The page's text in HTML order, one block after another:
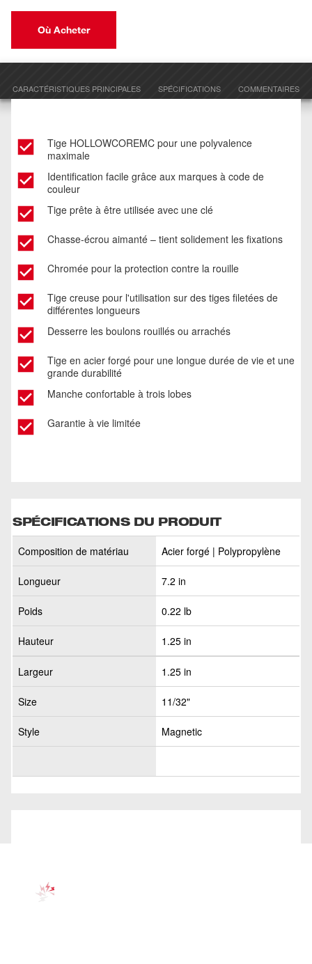
Où Acheter
CARACTÉRISTIQUES PRINCIPALES SPÉCIFICATIONS COMMENTAIRES
Tige HOLLOWCOREMC pour une polyvalence
maximale
Identification facile grâce aux marques à code de
couleur
Tige prête à être utilisée avec une clé
Chasse-écrou aimanté – tient solidement les fixations
Chromée pour la protection contre la rouille
Tige creuse pour l'utilisation sur des tiges filetées de
différentes longueurs
Desserre les boulons rouillés ou arrachés
Tige en acier forgé pour une longue durée de vie et une
grande durabilité
Manche confortable à trois lobes
Garantie à vie limitée
SPÉCIFICATIONS DU PRODUIT
Composition de matériau Acier forgé | Polypropylène
Longueur 7.2 in
Poids 0.22 lb
Hauteur 1.25 in
Largeur 1.25 in
Size 11/32"
Style Magnetic